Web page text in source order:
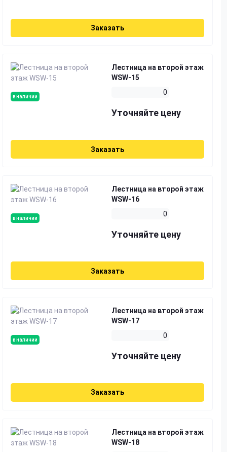
Заказать
в наличии
Лестница на второй этаж
WSW-15
0
Уточняйте цену
Заказать
в наличии
Лестница на второй этаж
WSW-16
0
Уточняйте цену
Заказать
в наличии
Лестница на второй этаж
WSW-17
0
Уточняйте цену
Заказать
Лестница на второй этаж
WSW-18